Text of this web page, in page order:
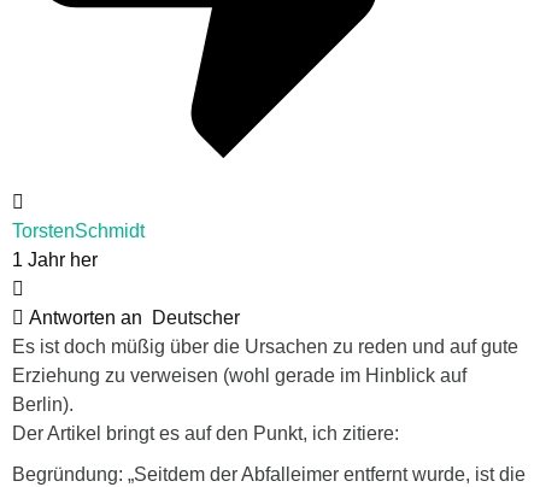
TorstenSchmidt
1 Jahr her
Antworten an
Deutscher
Es ist doch müßig über die Ursachen zu reden und auf gute
Erziehung zu verweisen (wohl gerade im Hinblick auf
Berlin).
Der Artikel bringt es auf den Punkt, ich zitiere:
Begründung: „Seitdem der Abfalleimer entfernt wurde, ist die